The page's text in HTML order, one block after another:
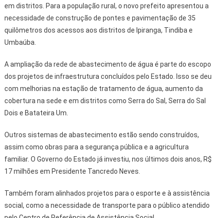
em distritos. Para a população rural, o novo prefeito apresentou a
necessidade de construção de pontes e pavimentação de 35
quilômetros dos acessos aos distritos de Ipiranga, Tindiba e
Umbaúba.
A ampliação da rede de abastecimento de água é parte do escopo
dos projetos de infraestrutura concluídos pelo Estado. Isso se deu
com melhorias na estação de tratamento de água, aumento da
cobertura na sede e em distritos como Serra do Sal, Serra do Sal
Dois e Batateira Um.
Outros sistemas de abastecimento estão sendo construídos,
assim como obras para a segurança pública e a agricultura
familiar. O Governo do Estado já investiu, nos últimos dois anos, R$
17 milhões em Presidente Tancredo Neves.
Também foram alinhados projetos para o esporte e à assistência
social, como a necessidade de transporte para o público atendido